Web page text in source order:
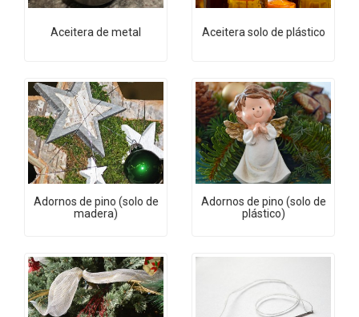
Aceitera de metal Aceitera solo de plástico
Adornos de pino (solo de
madera)
Adornos de pino (solo de
plástico)